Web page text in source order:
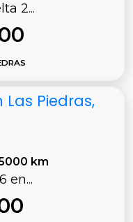
2...
Las Piedras,
km
en...